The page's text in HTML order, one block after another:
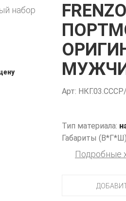
Арт:
Тип материала:
Габариты
Подробные